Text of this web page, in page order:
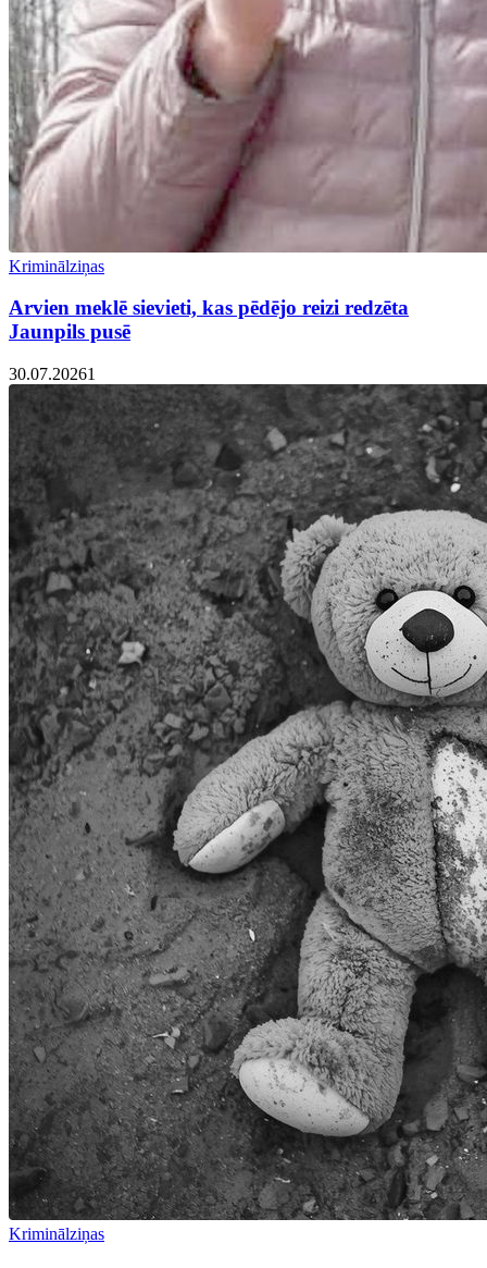
Kriminālziņas
Arvien meklē sievieti, kas pēdējo reizi redzēta
Jaunpils pusē
30.07.20261
Kriminālziņas